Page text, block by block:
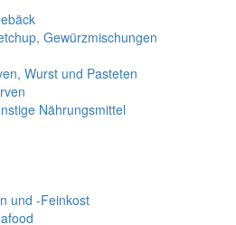
Gewürzmischungen
Wurst und Pasteten
Nährungsmittel
und -Feinkost